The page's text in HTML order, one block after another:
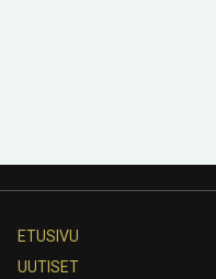
ETUSIVU
UUTISET